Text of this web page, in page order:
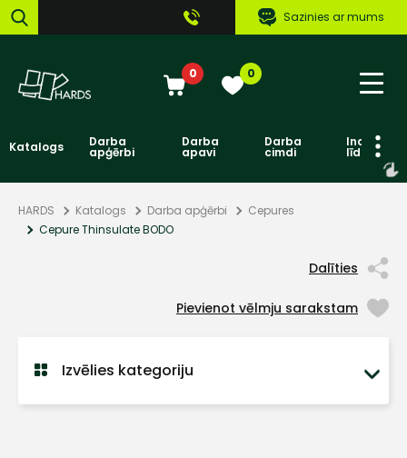
Sazinies ar mums
0 0
Katalogs Darba
apģērbi
Darba
apavi
Darba
cimdi līdzekļi
HARDS Katalogs Darba apģērbi
Cepures
Cepure Thinsulate BODO
Dalīties
Pievienot vēlmju sarakstam
Izvēlies kategoriju